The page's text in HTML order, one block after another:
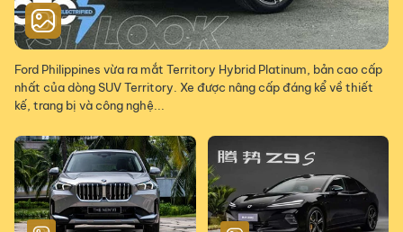
Ford Philippines vừa ra mắt Territory Hybrid Platinum, bản cao cấp
nhất của dòng SUV Territory. Xe được nâng cấp đáng kể về thiết
kế, trang bị và công nghệ...